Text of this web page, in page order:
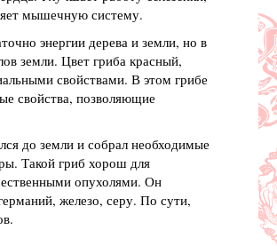
мышечную систему.
энергии дерева и земли, но в
земли. Цвет гриба красный,
свойствами. В этом грибе
свойства, позволяющие
до земли и собрал необходимые
Такой гриб хорош для
опухолями. Он
железо, серу. По сути,